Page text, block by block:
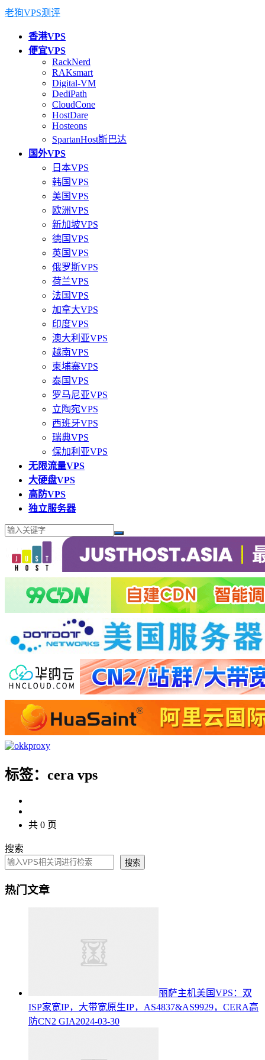
老狗VPS测评
香港VPS
便宜VPS
RackNerd
RAKsmart
Digital-VM
DediPath
CloudCone
HostDare
Hosteons
SpartanHost斯巴达
国外VPS
日本VPS
韩国VPS
美国VPS
欧洲VPS
新加坡VPS
德国VPS
英国VPS
俄罗斯VPS
荷兰VPS
法国VPS
加拿大VPS
印度VPS
澳大利亚VPS
越南VPS
柬埔寨VPS
泰国VPS
罗马尼亚VPS
立陶宛VPS
西班牙VPS
瑞典VPS
保加利亚VPS
无限流量VPS
大硬盘VPS
高防VPS
独立服务器
标签：cera vps
共 0 页
搜索
搜索
热门文章
丽萨主机美国VPS：双
ISP家宽IP，大带宽原生IP，AS4837&AS9929，CERA高
防CN2 GIA2024-03-30